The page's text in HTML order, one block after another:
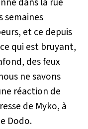
semaines
et ce depuis
qui est bruyant,
des feux
ne savons
réaction de
de Myko, à
Dodo.